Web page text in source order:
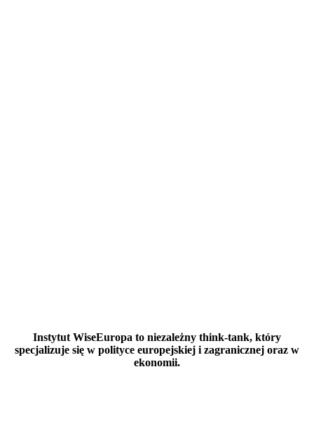
Instytut WiseEuropa to niezależny think-tank, który
specjalizuje się w polityce europejskiej i zagranicznej oraz w
ekonomii.